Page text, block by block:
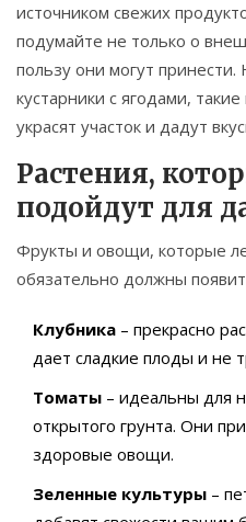
источником свежих
подумайте не только о
пользу они могут
кустарники с ягодами,
украсят участок и дадут
Растения,
подойдут для
Фрукты и овощи, которые
обязательно должны
Клубника – прекрасно
дает сладкие плоды и не
Томаты – идеальны для
открытого грунта. Они
здоровые овощи.
Зеленные культуры –